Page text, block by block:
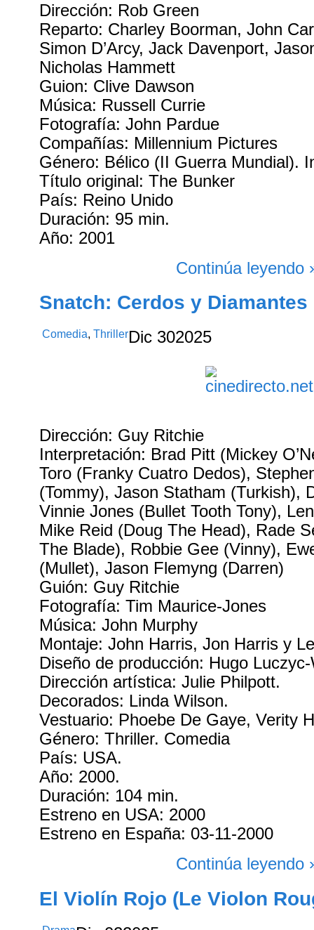
Dirección: Rob Green
Reparto: Charley Boorman, John
Simon D’Arcy, Jack Davenport,
Nicholas Hammett
Guion: Clive Dawson
Música: Russell Currie
Fotografía: John Pardue
Compañías: Millennium Pictures
Género: Bélico (II Guerra Mundial).
Título original: The Bunker
País: Reino Unido
Duración: 95 min.
Año: 2001
Continúa leyendo
Snatch: Cerdos y Diamantes
Comedia,Thriller Dic 302025
Dirección: Guy Ritchie
Interpretación: Brad Pitt (Mickey
Toro (Franky Cuatro Dedos),
(Tommy), Jason Statham (Turkish),
Vinnie Jones (Bullet Tooth Tony),
Mike Reid (Doug The Head), Rade
The Blade), Robbie Gee (Vinny),
(Mullet), Jason Flemyng (Darren)
Guión: Guy Ritchie
Fotografía: Tim Maurice-Jones
Música: John Murphy
Montaje: John Harris, Jon Harris y
Diseño de producción: Hugo
Dirección artística: Julie Philpott.
Decorados: Linda Wilson.
Vestuario: Phoebe De Gaye, Verity
Género: Thriller. Comedia
País: USA.
Año: 2000.
Duración: 104 min.
Estreno en USA: 2000
Estreno en España: 03-11-2000
Continúa leyendo
El Violín Rojo (Le Violon